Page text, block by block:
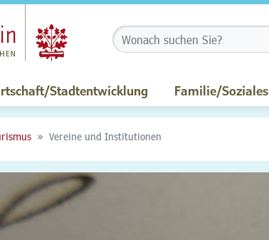
Stadtentwicklung Familie/Soziales
Vereine und Institutionen